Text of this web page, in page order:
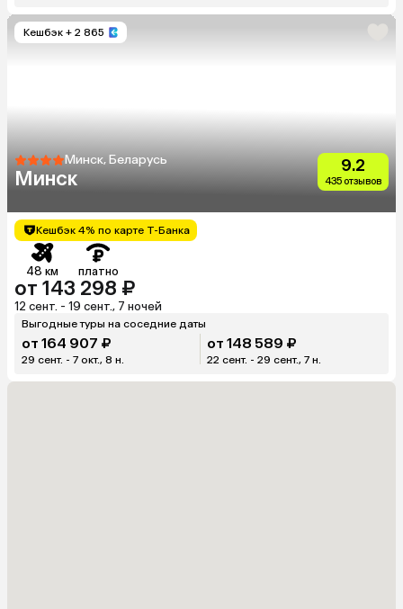
Кешбэк + 2 865
Минск, Беларусь
Минск
9.2
435 отзывов
Кешбэк 4% по карте Т-Банка
48 км платно
от 143 298 ₽
12 сент. - 19 сент., 7 ночей
Выгодные туры на соседние даты
от 164 907 ₽
29 сент. - 7 окт., 8 н.
от 148 589 ₽
22 сент. - 29 сент., 7 н.